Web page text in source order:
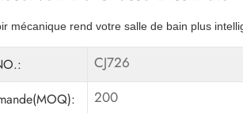
mécanique rend votre salle de bain plus
CJ726
200